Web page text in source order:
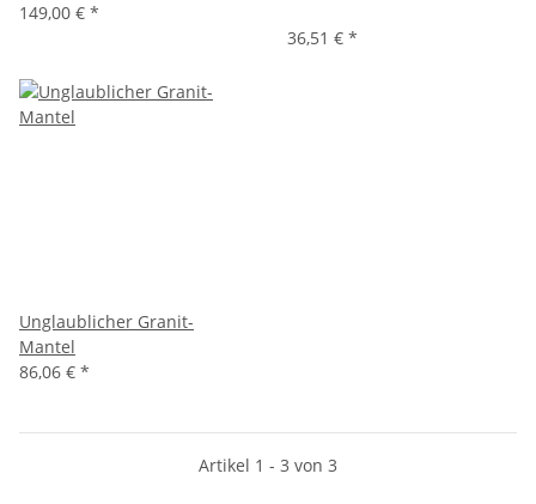
149,00 € *
36,51 € *
Unglaublicher Granit-
Mantel
86,06 € *
Artikel 1 - 3 von 3